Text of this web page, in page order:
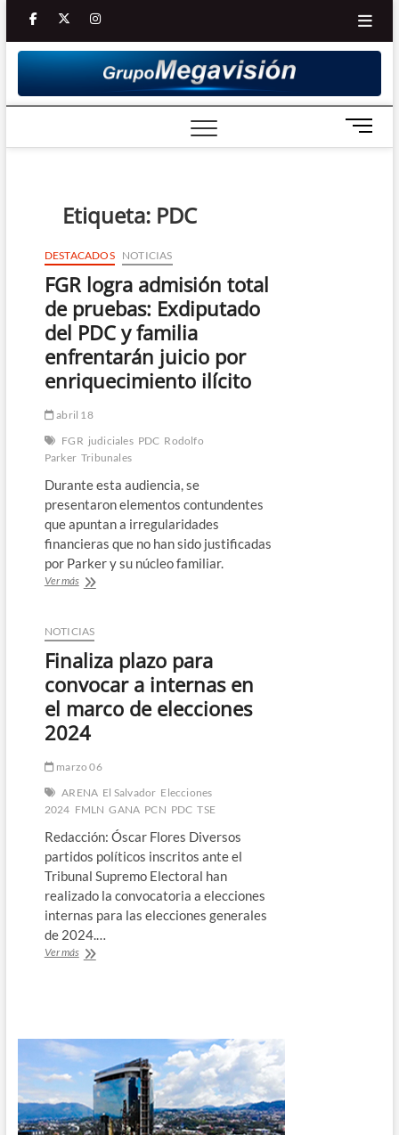
Saltar
contenido
facebooktwitter
Youtube
instagram
B
o
Etiqueta: PDC
DESTACADOS NOTICIAS
FGR logra admisión total
de pruebas: Exdiputado
del PDC y familia
enfrentarán juicio por
enriquecimiento ilícito
abril 18
FGR judiciales PDC Rodolfo
Parker Tribunales
Durante esta audiencia, se
presentaron elementos contundentes
que apuntan a irregularidades
financieras que no han sido justificadas
por Parker y su núcleo familiar.
Ver másFGR
total
de
pruebas:
Exdiputado
del
PDC
familia
juicio
por
enriquecimiento
NOTICIAS
Finaliza plazo para
convocar a internas en
el marco de elecciones
2024
marzo 06
ARENA El Salvador Elecciones
2024 FMLN GANA PCN PDC TSE
Redacción: Óscar Flores Diversos
partidos políticos inscritos ante el
Tribunal Supremo Electoral han
realizado la convocatoria a elecciones
internas para las elecciones generales
de 2024.…
Ver másFinaliza
en
el
marco
de
elecciones
2024